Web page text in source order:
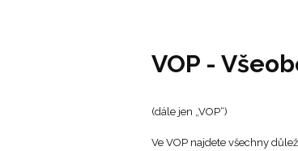
VOP -
(dále jen „VOP“)
Ve VOP najdete všechny